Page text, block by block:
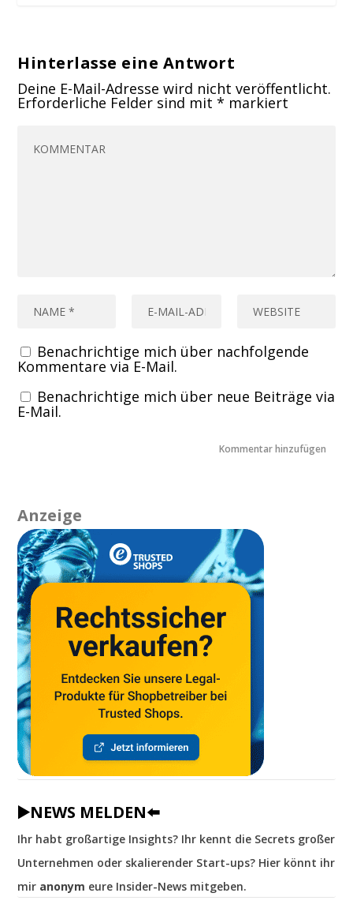
Hinterlasse eine Antwort
Deine E-Mail-Adresse wird nicht veröffentlicht.
Erforderliche Felder sind mit* markiert
Benachrichtige mich über nachfolgende
Kommentare via E-Mail.
Benachrichtige mich über neue Beiträge via
E-Mail.
Anzeige
▶️NEWS MELDEN⬅️
Ihr habt großartige Insights? Ihr kennt die Secrets großer
Unternehmen oder skalierender Start-ups? Hier könnt ihr
mir anonym eure Insider-News mitgeben.